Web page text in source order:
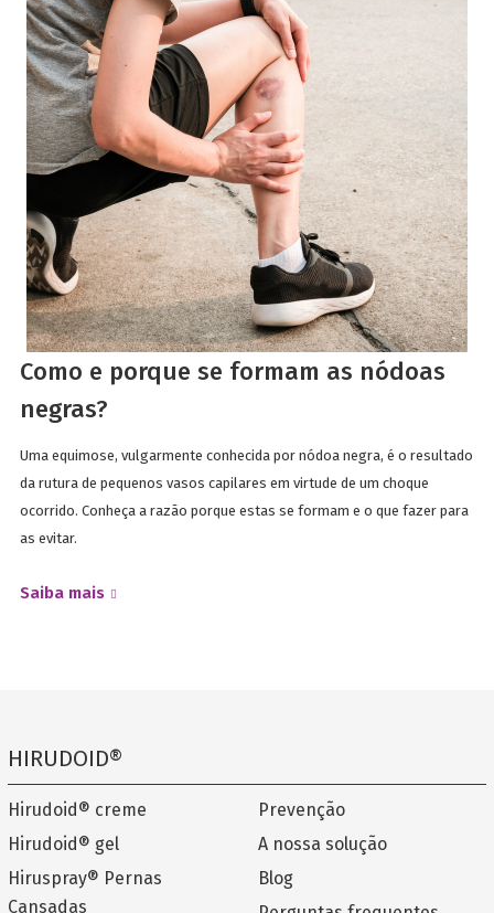
Como e porque se formam as nódoas
negras?
Uma equimose, vulgarmente conhecida por nódoa negra, é o resultado
da rutura de pequenos vasos capilares em virtude de um choque
ocorrido. Conheça a razão porque estas se formam e o que fazer para
as evitar.
Saiba mais
HIRUDOID®
Hirudoid® creme
Hirudoid® gel
Hiruspray® Pernas
Cansadas
Prevenção
A nossa solução
Blog